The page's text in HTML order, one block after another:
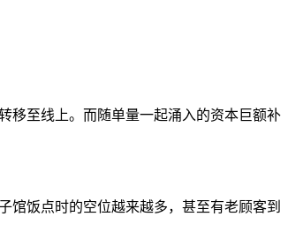
移至线上。而随单量一起涌入的资本巨额补
馆饭点时的空位越来越多，甚至有老顾客到